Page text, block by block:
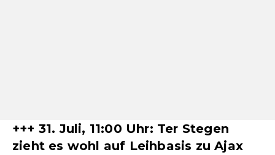
+++ 31. Juli, 11:00 Uhr: Ter Stegen
zieht es wohl auf Leihbasis zu Ajax